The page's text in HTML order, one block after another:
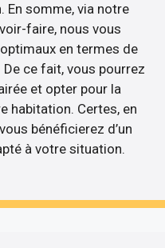
En somme, via notre
faire, nous vous
en termes de
ce fait, vous pourrez
et opter pour la
habitation. Certes, en
bénéficierez d’un
à votre situation.